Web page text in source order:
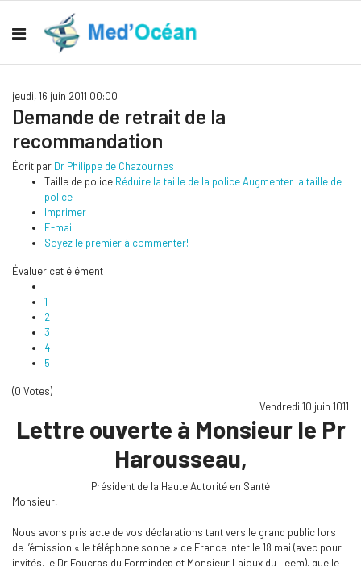
jeudi, 16 juin 2011 00:00
Demande de retrait de la
recommandation
Écrit par Dr Philippe de Chazournes
Taille de police Réduire la taille de la policeAugmenter la taille de
police
Imprimer
E-mail
Soyez le premier à commenter!
Évaluer cet élément
1
2
3
4
5
(0 Votes)
Vendredi 10 juin 1011
Lettre ouverte à Monsieur le Pr
Harousseau,
Président de la Haute Autorité en Santé
Monsieur,
Nous avons pris acte de vos déclarations tant vers le grand public lors
de l’émission « le téléphone sonne » de France Inter le 18 mai (avec pour
invités, le Dr Foucras du Formindep et Monsieur Lajoux du Leem), que le